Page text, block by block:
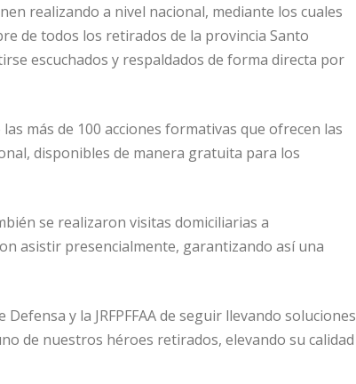
realizando a nivel nacional, mediante los cuales
de todos los retirados de la provincia Santo
escuchados y respaldados de forma directa por
más de 100 acciones formativas que ofrecen las
disponibles de manera gratuita para los
se realizaron visitas domiciliarias a
asistir presencialmente, garantizando así una
y la JRFPFFAA de seguir llevando soluciones
de nuestros héroes retirados, elevando su calidad